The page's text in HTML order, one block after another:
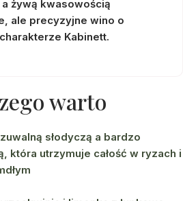
żywą kwasowością
ale precyzyjne wino o
Kabinett.
warto
słodyczą a bardzo
która utrzymuje całość w ryzach i